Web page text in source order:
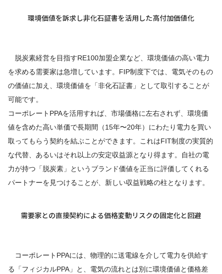
環境価値を訴求し非化石証書を活用した高付加価値化
脱炭素経営を目指すRE100加盟企業など、環境価値の高い電力
を求める需要家は急増しています。FIP制度下では、電気そのもの
の価値に加え、環境価値を「非化石証書」として取引することが
可能です。
コーポレートPPAを活用すれば、市場価格に左右されず、環境価
値を含めた高い単価で長期間（15年〜20年）にわたり電力を買い
取ってもらう契約を結ぶことができます。これはFIT制度の実質的
な代替、あるいはそれ以上の安定収益源となり得ます。自社の電
力が持つ「脱炭素」というブランド価値を正当に評価してくれる
パートナーを見つけることが、新しい収益戦略の柱となります。
需要家との直接契約による価格変動リスクの固定化と回避
コーポレートPPAには、物理的に送電線を介して電力を供給す
る「フィジカルPPA」と、電気の流れとは別に環境価値と価格差